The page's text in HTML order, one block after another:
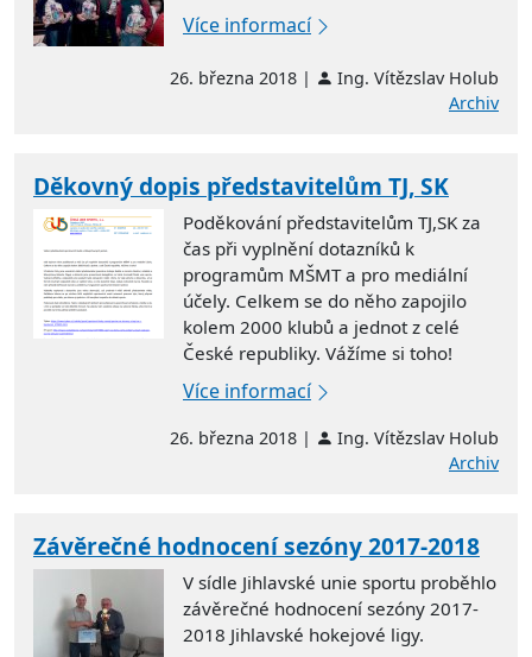
Více informací
26. března 2018 |
Ing. Vítězslav Holub
Archiv
Děkovný dopis představitelům TJ, SK
Poděkování představitelům TJ,SK za
čas při vyplnění dotazníků k
programům MŠMT a pro mediální
účely. Celkem se do něho zapojilo
kolem 2000 klubů a jednot z celé
České republiky. Vážíme si toho!
Více informací
26. března 2018 |
Ing. Vítězslav Holub
Archiv
Závěrečné hodnocení sezóny 2017-2018
V sídle Jihlavské unie sportu proběhlo
závěrečné hodnocení sezóny 2017-
2018 Jihlavské hokejové ligy.